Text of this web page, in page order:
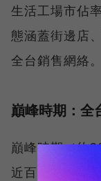
生活工場市佔
態涵蓋街邊店
全台銷售網絡。
巔峰時期：全
巔峰時期（約
近百家，幾乎